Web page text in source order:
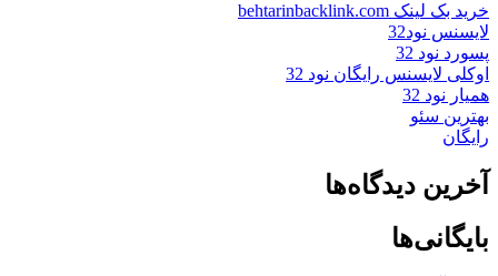
خرید بک لینک behtarinbacklink.com
لایسنس نود32
پسورد نود 32
اوکلی لایسنس رایگان نود 32
همیار نود 32
بهترین سئو
رایگان
آخرین دیدگاه‌ها
بایگانی‌ها